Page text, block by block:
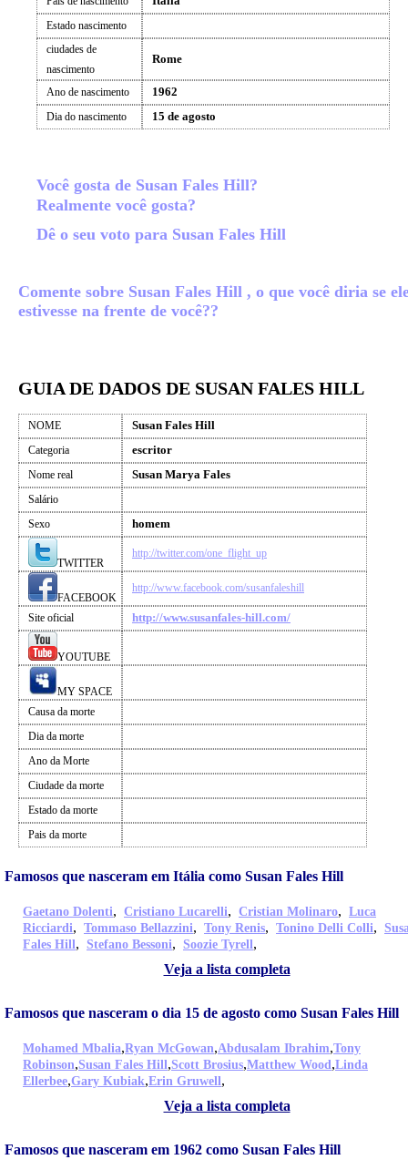
Estado nascimento
ciudades de
nascimento
Rome
Ano de nascimento 1962
Dia do nascimento 15 de agosto
Você gosta de Susan Fales Hill?
Realmente você gosta?
Dê o seu voto para Susan Fales Hill
Comente sobre Susan Fales Hill , o que você diria se
estivesse na frente de você??
GUIA DE DADOS DE SUSAN FALES HILL
NOME Susan Fales Hill
Categoria escritor
Nome real Susan Marya Fales
Salário
Sexo
homem
TWITTER
http://twitter.com/one_flight_up
FACEBOOK
http://www.facebook.com/susanfaleshill
Site oficial http://www.susanfales-hill.com/
YOUTUBE
MY SPACE
Causa da morte
Dia da morte
Ano da Morte
Ciudade da morte
Estado da morte
Pais da morte
Famosos que nasceram em Itália como Susan Fales Hill
Gaetano Dolenti, Cristiano Lucarelli, Cristian Molinaro, Luca
Ricciardi, Tommaso Bellazzini, Tony Renis, Tonino Delli Colli,
Fales Hill, Stefano Bessoni, Soozie Tyrell,
Veja a lista completa
Famosos que nasceram o dia 15 de agosto como Susan Fales Hill
Mohamed Mbalia,Ryan McGowan,Abdusalam Ibrahim,Tony
Robinson,Susan Fales Hill,Scott Brosius,Matthew Wood,Linda
Ellerbee,Gary Kubiak,Erin Gruwell,
Veja a lista completa
Famosos que nasceram em 1962 como Susan Fales Hill